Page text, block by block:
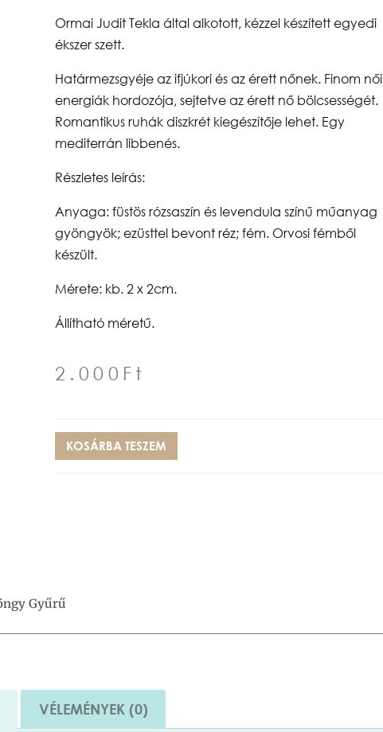
Ormai Judit Tekla által alkotott, kézzel készített egyedi
ékszer szett.
Határmezsgyéje az ifjúkori és az érett nőnek. Finom női
energiák hordozója, sejtetve az érett nő bölcsességét.
Romantikus ruhák diszkrét kiegészítője lehet. Egy
mediterrán libbenés.
Részletes leírás:
Anyaga: füstös rózsaszín és levendula színű műanyag
gyöngyök; ezüsttel bevont réz; fém. Orvosi fémből
készült.
Mérete: kb. 2 x 2cm.
Állítható méretű.
2.000 Ft
KOSÁRBA TESZEM
Gyűrű
VÉLEMÉNYEK (0)